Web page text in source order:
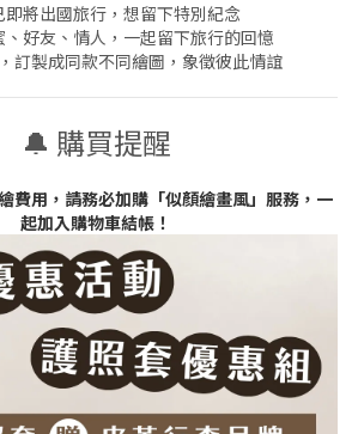
即將出國旅行，想留下特別紀念
、好友、情人，一起留下旅行的回憶
訂製成同款不同繪圖，象徵彼此情誼
🔔 購買提醒
費用，請務必加購「似顏繪畫風」服務，一
起加入購物車結帳！